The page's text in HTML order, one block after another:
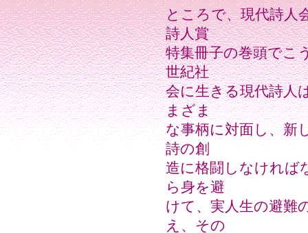
ところで、現代詩人
詩人賞
特集冊子の巻頭でこ
世紀社
会に生きる現代詩人
まざま
な事柄に対面し、新
詩の創
造に格闘しなければ
ら身を避
けて、実人生の避難
え、その